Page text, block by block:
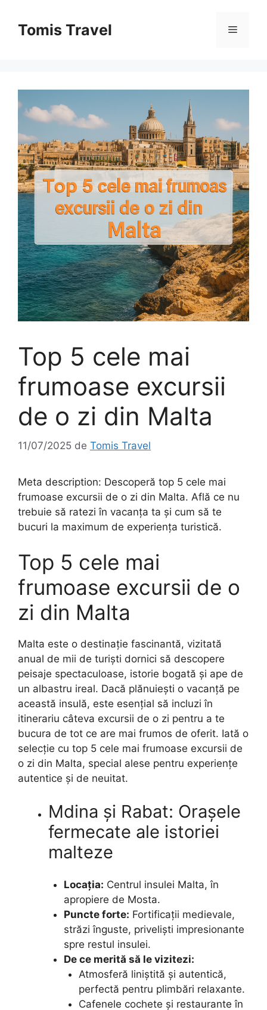
conținutTomis Travel Meniu
Top 5 cele mai
frumoase excursii
de o zi din Malta
11/07/2025 de Tomis Travel
Meta description: Descoperă top 5 cele mai
frumoase excursii de o zi din Malta. Află ce nu
trebuie să ratezi în vacanța ta și cum să te
bucuri la maximum de experiența turistică.
Top 5 cele mai
frumoase excursii de o
zi din Malta
Malta este o destinație fascinantă, vizitată
anual de mii de turiști dornici să descopere
peisaje spectaculoase, istorie bogată și ape de
un albastru ireal. Dacă plănuiești o vacanță pe
această insulă, este esențial să incluzi în
itinerariu câteva excursii de o zi pentru a te
bucura de tot ce are mai frumos de oferit. Iată o
selecție cu top 5 cele mai frumoase excursii de
o zi din Malta, special alese pentru experiențe
autentice și de neuitat.
Mdina și Rabat: Orașele
fermecate ale istoriei
malteze
Locația: Centrul insulei Malta, în
apropiere de Mosta.
Puncte forte: Fortificații medievale,
străzi înguste, priveliști impresionante
spre restul insulei.
De ce merită să le vizitezi:
Atmosferă liniștită și autentică,
perfectă pentru plimbări relaxante.
Cafenele cochete și restaurante în